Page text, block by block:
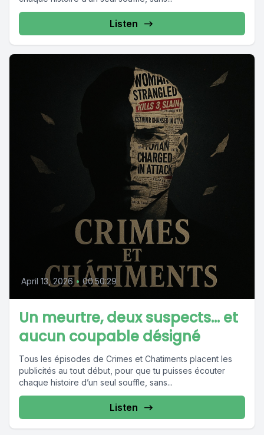
Listen
April 13, 2026 • 00:50:29
Un meurtre, deux suspects… et
aucun coupable désigné
Tous les épisodes de Crimes et Chatiments placent les
publicités au tout début, pour que tu puisses écouter
chaque histoire d’un seul souffle, sans...
Listen